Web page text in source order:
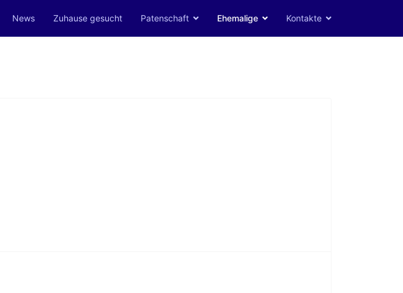
News Zuhause gesucht Patenschaft Ehemalige Kontakte